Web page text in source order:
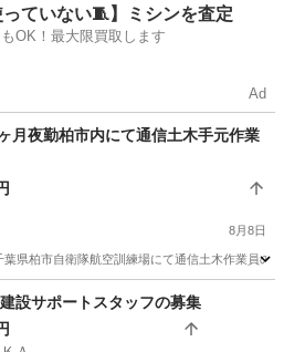
っていない🧵】ミシンを査定
OK！最大限買取します
Ad
月夜勤柏市内にて通信土木手元作業
8月8日
県柏市自衛隊航空訓練場にて通信土木作業員
の他設サポートスタッフの募集